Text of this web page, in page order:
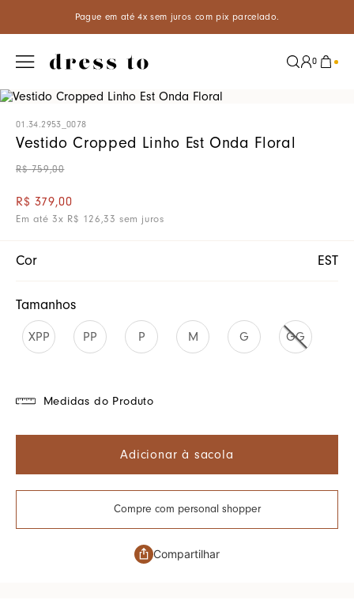
Pague em até 4x sem juros com pix parcelado.
0
01.34.2953_0078
Vestido Cropped Linho Est Onda Floral
R$ 759,00
R$ 379,00
Em até3x R$ 126 ,33 sem juros
Cor EST
Tamanhos
XPP PP P M G GG
Medidas do Produto
Adicionar à sacola
Compre com personal shopper
Compartilhar